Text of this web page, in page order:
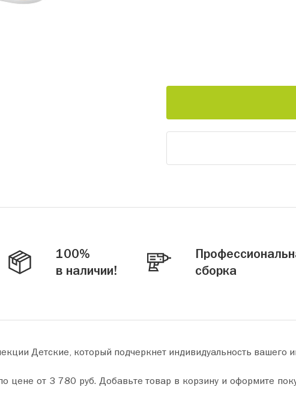
100%
в наличии!
сборка
Детские, который подчеркнет индивидуальность вашего
всего за пару минут. Сделайте ваш дом уютнее